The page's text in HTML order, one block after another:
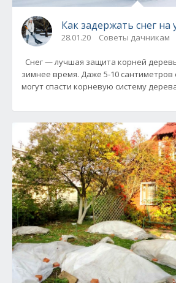
Как задержать снег на
28.01.20 Советы дачникам
Снег — лучшая защита корней
зимнее время. Даже 5-10 сантиметров
могут спасти корневую систему